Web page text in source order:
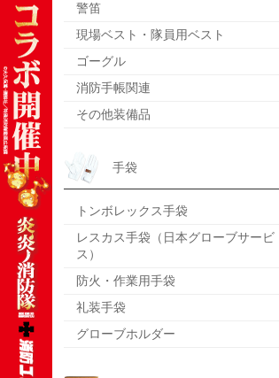
警笛
現場ベスト・隊員用ベスト
ゴーグル
消防手帳関連
その他装備品
手袋
トンボレックス手袋
レスカス手袋（日本グローブサービ
ス）
防火・作業用手袋
礼装手袋
グローブホルダー